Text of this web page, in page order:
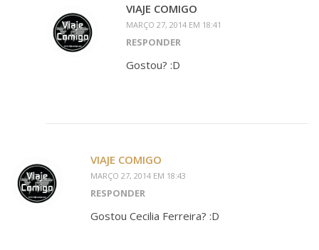
VIAJE COMIGO
MARÇO 27, 2014 EM 18:41
RESPONDER
Gostou? :D
VIAJE COMIGO
MARÇO 27, 2014 EM 18:43
RESPONDER
Gostou Cecilia Ferreira? :D